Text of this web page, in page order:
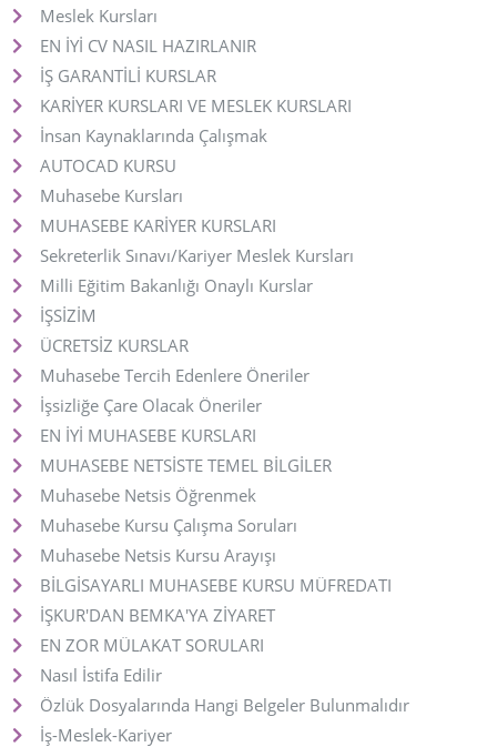
Meslek Kursları
EN İYİ CV NASIL HAZIRLANIR
İŞ GARANTİLİ KURSLAR
KARİYER KURSLARI VE MESLEK KURSLARI
İnsan Kaynaklarında Çalışmak
AUTOCAD KURSU
Muhasebe Kursları
MUHASEBE KARİYER KURSLARI
Sekreterlik Sınavı/Kariyer Meslek Kursları
Milli Eğitim Bakanlığı Onaylı Kurslar
İŞSİZİM
ÜCRETSİZ KURSLAR
Muhasebe Tercih Edenlere Öneriler
İşsizliğe Çare Olacak Öneriler
EN İYİ MUHASEBE KURSLARI
MUHASEBE NETSİSTE TEMEL BİLGİLER
Muhasebe Netsis Öğrenmek
Muhasebe Kursu Çalışma Soruları
Muhasebe Netsis Kursu Arayışı
BİLGİSAYARLI MUHASEBE KURSU MÜFREDATI
İŞKUR'DAN BEMKA'YA ZİYARET
EN ZOR MÜLAKAT SORULARI
Nasıl İstifa Edilir
Özlük Dosyalarında Hangi Belgeler Bulunmalıdır
İş-Meslek-Kariyer